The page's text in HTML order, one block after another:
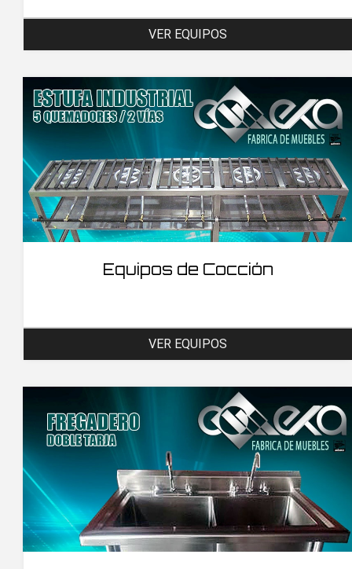
VER EQUIPOS
Equipos de Cocción
VER EQUIPOS